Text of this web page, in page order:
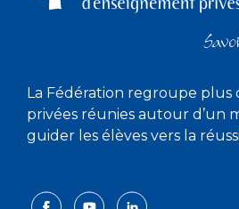
La Fédération regroupe plus
privées réunies autour d’un
guider les élèves vers la